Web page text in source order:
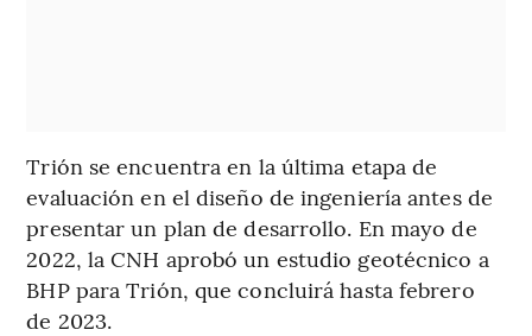
Trión se encuentra en la última etapa de
evaluación en el diseño de ingeniería antes de
presentar un plan de desarrollo. En mayo de
2022, la CNH aprobó un estudio geotécnico a
BHP para Trión, que concluirá hasta febrero
de 2023.